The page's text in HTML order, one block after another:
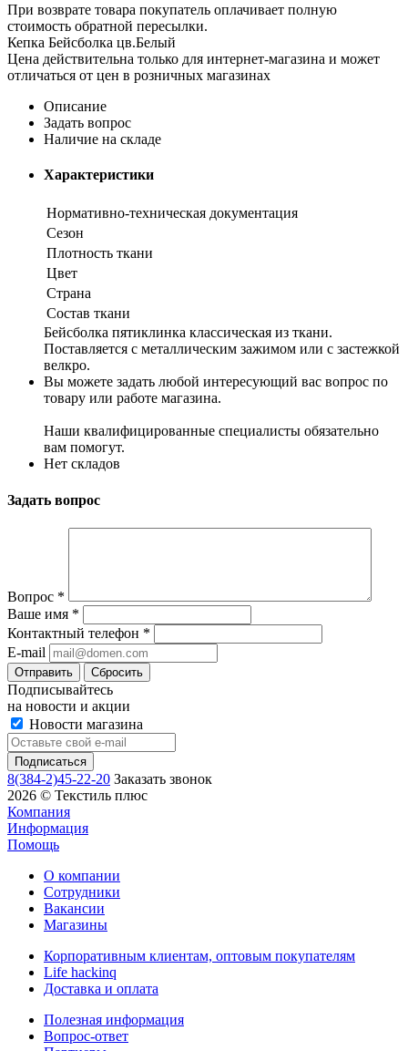
При возврате товара покупатель оплачивает полную
стоимость обратной пересылки.
Кепка Бейсболка цв.Белый
Цена действительна только для интернет-магазина и может
отличаться от цен в розничных магазинах
Описание
Задать вопрос
Наличие на складе
Характеристики
Нормативно-техническая документация
Сезон
Плотность ткани
Цвет
Страна
Состав ткани
Бейсболка пятиклинка классическая из ткани.
Поставляется с металлическим зажимом или с застежкой
велкро.
Вы можете задать любой интересующий вас вопрос по
товару или работе магазина.
Наши квалифицированные специалисты обязательно
вам помогут.
Нет складов
Задать вопрос
Вопрос *
Ваше имя *
Контактный телефон *
E-mail
Сбросить
Подписывайтесь
на новости и акции
Новости магазина
8(384-2)45-22-20 Заказать звонок
2026 © Текстиль плюс
Компания
Информация
Помощь
О компании
Сотрудники
Вакансии
Магазины
Корпоративным клиентам, оптовым покупателям
Life hackinq
Доставка и оплата
Полезная информация
Вопрос-ответ